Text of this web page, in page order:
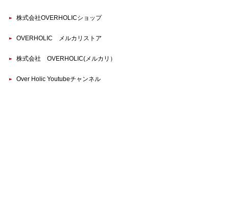
株式会社OVERHOLICショップ
OVERHOLIC メルカリストア
株式会社 OVERHOLIC(メルカリ）
Over Holic Youtubeチャンネル